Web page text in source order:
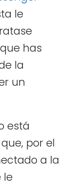
le
has
la
un
está
por el
a la
le